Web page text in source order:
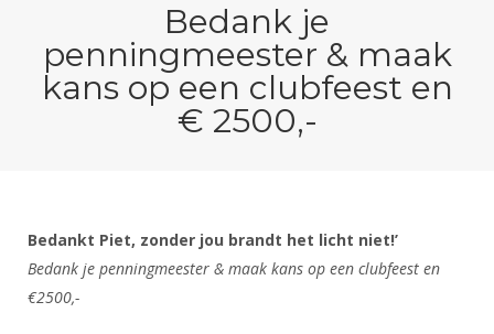
Recent posts
Maandelijks archief
Evenement
Bond
Reglementen
Ledencijfers
Sponsors en Partners
Schermen
Veteranen
Lichtzwaardschermen
Spreekbeurtpakket
Ouders en vereniging
Forums
Zoek Vereniging
Bedank je
penningmeester & maak
kans op een clubfeest en
€ 2500,-
Bedankt Piet, zonder jou brandt het licht niet!’
Bedank je penningmeester & maak kans op een clubfeest en
€2500,-